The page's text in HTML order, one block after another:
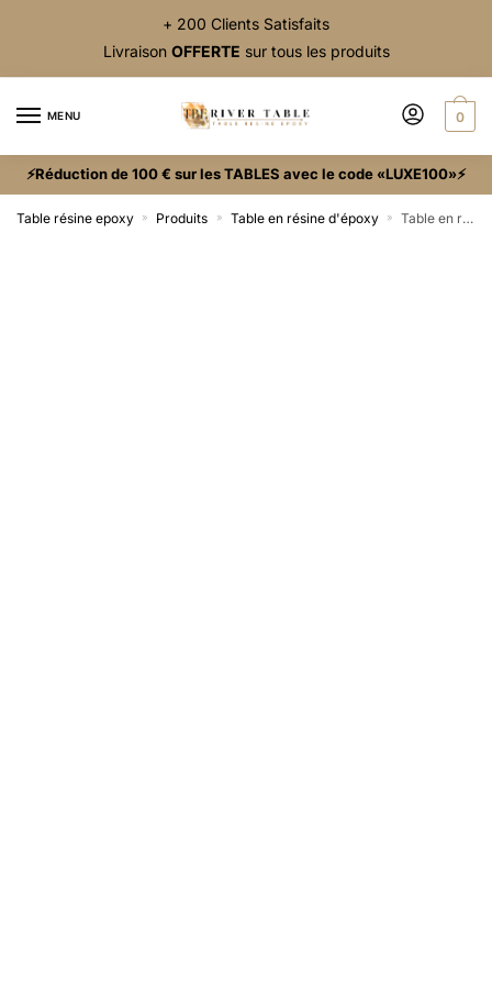
+ 200 Clients Satisfaits
Livraison OFFERTE sur tous les produits
MENU 0
⚡Réduction de 100 € sur les TABLES avec le code «LUXE100»⚡
Table résine epoxy » Produits » Table en résine d'époxy » Table en résine transparente